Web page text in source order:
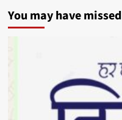
You may have missed